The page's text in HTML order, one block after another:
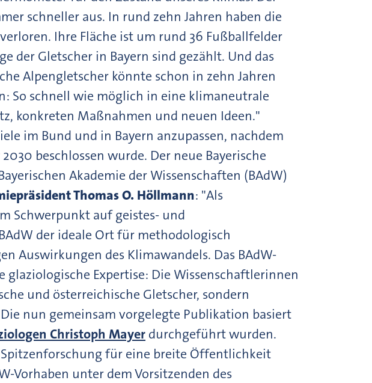
schneller aus. In rund zehn Jahren haben die
Ihre Fläche ist um rund 36 Fußballfelder
der Gletscher in Bayern sind gezählt. Und das
Alpengletscher könnte schon in zehn Jahren
So schnell wie möglich in eine klimaneutrale
konkreten Maßnahmen und neuen Ideen."
im Bund und in Bayern anzupassen, nachdem
beschlossen wurde. Der neue Bayerische
Akademie der Wissenschaften (BAdW)
Thomas O. Höllmann: "Als
Schwerpunkt auf geistes- und
der ideale Ort für methodologisch
Auswirkungen des Klimawandels. Das BAdW-
Expertise: Die Wissenschaftlerinnen
und österreichische Gletscher, sondern
nun gemeinsam vorgelegte Publikation basiert
Christoph Mayer durchgeführt wurden.
Spitzenforschung für eine breite Öffentlichkeit
Vorhaben unter dem Vorsitzenden des